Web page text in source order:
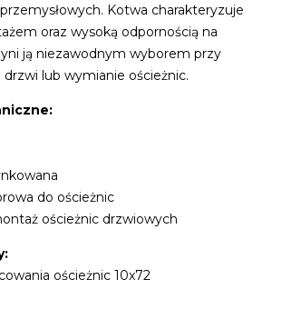
Kotwa charakteryzuje
oraz wysoką odpornością na
ją niezawodnym wyborem przy
lub wymianie ościeżnic.
do ościeżnic
ościeżnic drzwiowych
ościeżnic 10x72